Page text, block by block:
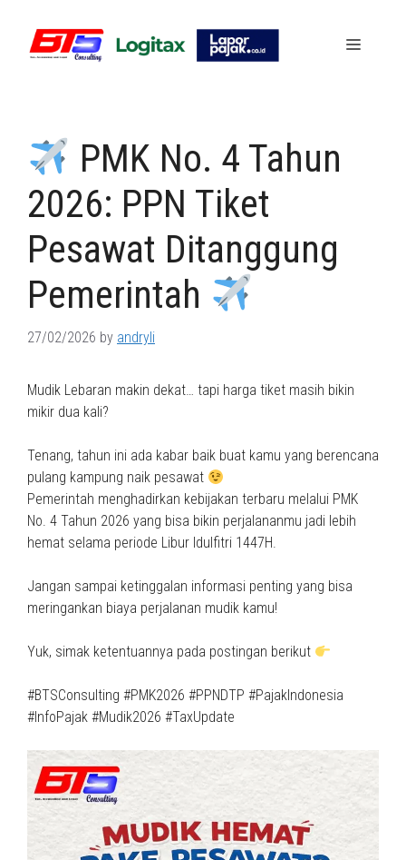
content
Menu
PMK No. 4 Tahun
2026: PPN Tiket
Pesawat Ditanggung
Pemerintah
27/02/2026 by andryli
Mudik Lebaran makin dekat… tapi harga tiket masih bikin
mikir dua kali?
Tenang, tahun ini ada kabar baik buat kamu yang berencana
pulang kampung naik pesawat
Pemerintah menghadirkan kebijakan terbaru melalui PMK
No. 4 Tahun 2026 yang bisa bikin perjalananmu jadi lebih
hemat selama periode Libur Idulfitri 1447H.
Jangan sampai ketinggalan informasi penting yang bisa
meringankan biaya perjalanan mudik kamu!
Yuk, simak ketentuannya pada postingan berikut
#BTSConsulting #PMK2026 #PPNDTP #PajakIndonesia
#InfoPajak #Mudik2026 #TaxUpdate